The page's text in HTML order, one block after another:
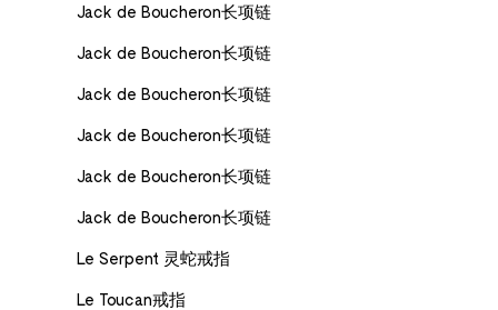
Jack de Boucheron长项链
Jack de Boucheron长项链
Jack de Boucheron长项链
Jack de Boucheron长项链
Jack de Boucheron长项链
Jack de Boucheron长项链
Le Serpent 灵蛇戒指
Le Toucan戒指